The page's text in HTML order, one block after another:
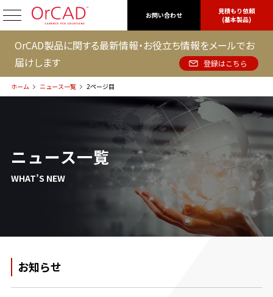
お問い合わせ
見積もり依頼
(基本製品)
OrCAD製品に関する最新情報・お役立ち情報をメールでお
届けします
登録はこちら
ホーム ニュース一覧 2ページ目
ニュース一覧
WHAT’S NEW
お知らせ